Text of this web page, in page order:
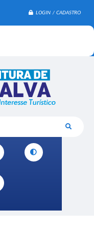
LOGIN / CADASTRO